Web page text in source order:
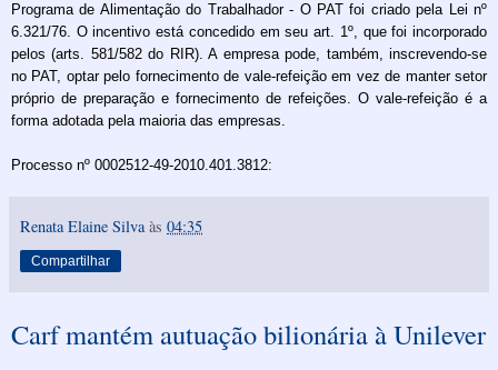
Programa de Alimentação do Trabalhador - O PAT foi criado pela Lei nº
6.321/76. O incentivo está concedido em seu art. 1º, que foi incorporado
pelos (arts. 581/582 do RIR). A empresa pode, também, inscrevendo-se
no PAT, optar pelo fornecimento de vale-refeição em vez de manter setor
próprio de preparação e fornecimento de refeições. O vale-refeição é a
forma adotada pela maioria das empresas.
Processo nº 0002512-49-2010.401.3812:
Renata Elaine Silva às 04:35
Compartilhar
Carf mantém autuação bilionária à Unilever